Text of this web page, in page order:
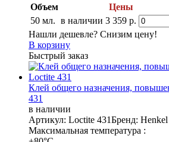
Объем
Цены
50 мл. в наличии 3 359 р.
Нашли дешевле? Снизим цену!
В корзину
Быстрый заказ
Клей общего назначения,
431
в наличии
Артикул: Loctite 431Бренд: Henkel
Максимальная температура :